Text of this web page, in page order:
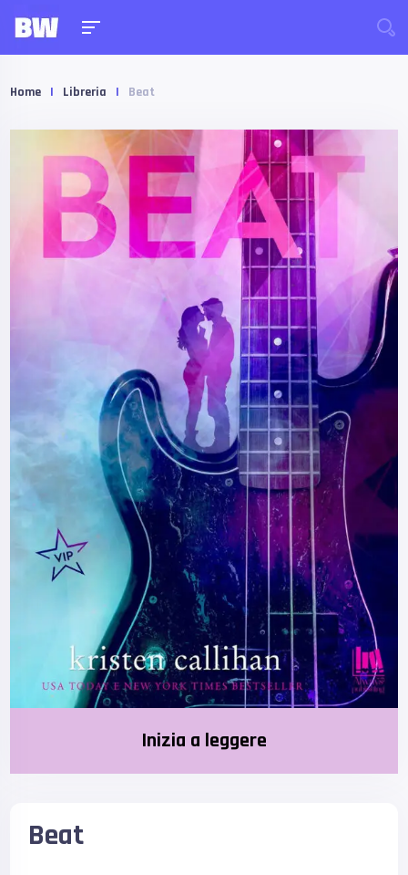
Home | Libreria | Beat
Inizia a leggere
Beat